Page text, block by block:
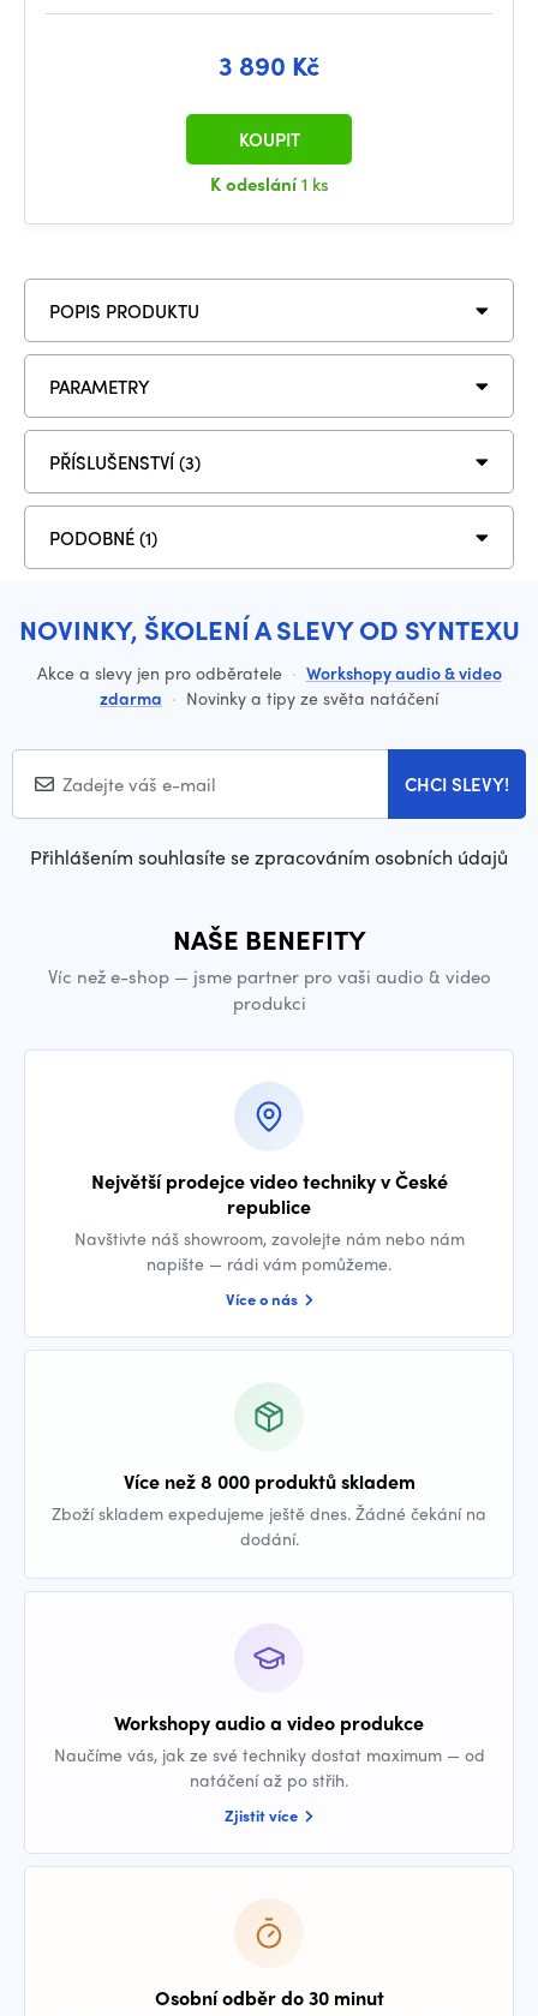
3 890 Kč
K odeslání1 ks
KOUPIT
POPIS PRODUKTU
PARAMETRY
PŘÍSLUŠENSTVÍ (3)
PODOBNÉ (1)
NOVINKY, ŠKOLENÍ A SLEVY OD SYNTEXU
Akce a slevy jen pro odběratele · Workshopy audio & video
zdarma · Novinky a tipy ze světa natáčení
CHCI SLEVY!
Přihlášením souhlasíte se zpracováním osobních údajů
NAŠE BENEFITY
Víc než e-shop — jsme partner pro vaši audio & video
produkci
Největší prodejce video techniky v České
republice
Navštivte náš showroom, zavolejte nám nebo nám
napište — rádi vám pomůžeme.
Více o nás
Více než 8 000 produktů skladem
Zboží skladem expedujeme ještě dnes. Žádné čekání na
dodání.
Workshopy audio a video produkce
Naučíme vás, jak ze své techniky dostat maximum — od
natáčení až po střih.
Zjistit více
Osobní odběr do 30 minut